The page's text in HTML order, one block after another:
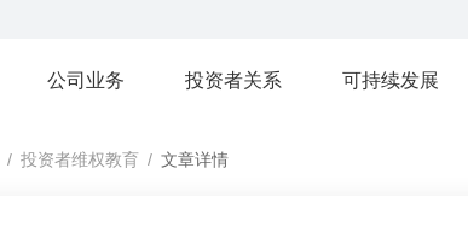
公司业务 投资者关系 可持续发展
/ 投资者维权教育 / 文章详情